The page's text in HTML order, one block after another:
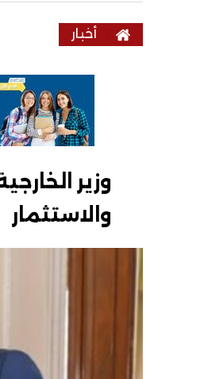
أخبار
وزير
والاستثمار